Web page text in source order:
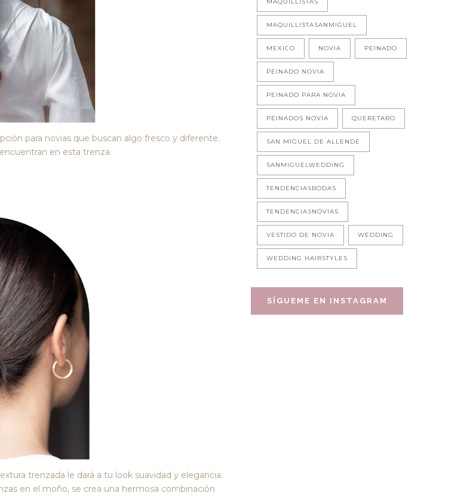
para novias que buscan algo fresco y diferente.
en esta trenza.
trenzada le dará a tu look suavidad y elegancia.
en el moño, se crea una hermosa combinación
MAQUILLISTASANMIGUEL
MEXICO NOVIA PEINADO
PEINADO NOVIA
PEINADO PARA NOVIA
PEINADOS NOVIA QUERETARO
SAN MIGUEL DE ALLENDE
SANMIGUELWEDDING
TENDENCIASBODAS
TENDENCIASNOVIAS
VESTIDO DE NOVIA WEDDING
WEDDING HAIRSTYLES
SÍGUEME EN INSTAGRAM